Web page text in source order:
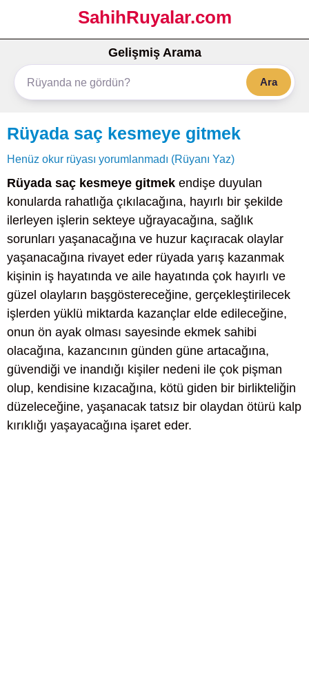
SahihRuyalar.com
Gelişmiş Arama
Ara
Rüyada saç kesmeye gitmek
Henüz okur rüyası yorumlanmadı (Rüyanı Yaz)
Rüyada saç kesmeye gitmek endişe duyulan
konularda rahatlığa çıkılacağına, hayırlı bir şekilde
ilerleyen işlerin sekteye uğrayacağına, sağlık
sorunları yaşanacağına ve huzur kaçıracak olaylar
yaşanacağına rivayet eder rüyada yarış kazanmak
kişinin iş hayatında ve aile hayatında çok hayırlı ve
güzel olayların başgöstereceğine, gerçekleştirilecek
işlerden yüklü miktarda kazançlar elde edileceğine,
onun ön ayak olması sayesinde ekmek sahibi
olacağına, kazancının günden güne artacağına,
güvendiği ve inandığı kişiler nedeni ile çok pişman
olup, kendisine kızacağına, kötü giden bir birlikteliğin
düzeleceğine, yaşanacak tatsız bir olaydan ötürü kalp
kırıklığı yaşayacağına işaret eder.